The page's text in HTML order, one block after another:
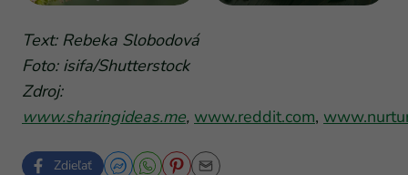
Text: Rebeka Slobodová
Foto: isifa/Shutterstock
Zdroj:
www.sharingideas.me, www.reddit.com,
Zdieľať